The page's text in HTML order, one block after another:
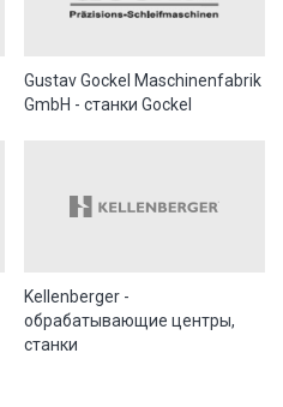
Gustav Gockel Maschinenfabrik
GmbH - станки Gockel
Kellenberger -
обрабатывающие центры,
станки